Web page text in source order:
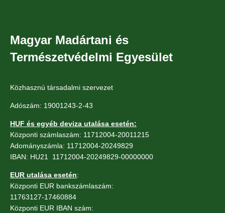
Magyar Madártani és
Természetvédelmi Egyesület
Közhasznú társadalmi szervezet
Adószám: 19001243-2-43
HUF és egyéb deviza utalása esetén:
Központi számlaszám: 11712004-20011215
Adományszámla: 11712004-20249829
IBAN: HU21 11712004-20249829-00000000
EUR utalása esetén:
Központi EUR bankszámlaszám:
11763127-17460884
Központi EUR IBAN szám: